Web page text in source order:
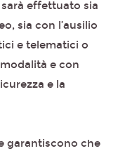
effettuato sia
sia con l’ausilio
e telematici o
e con
e la
garantiscono che